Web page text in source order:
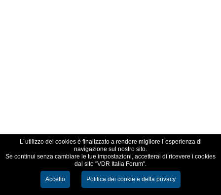
L´utilizzo dei cookies è finalizzato a rendere migliore l´esperienza di
navigazione sul nostro sito.
Se continui senza cambiare le tue impostazioni, accetterai di ricevere i cookies
dal sito "VDR Italia Forum".
Accetto Politica dei cookie e della privacy